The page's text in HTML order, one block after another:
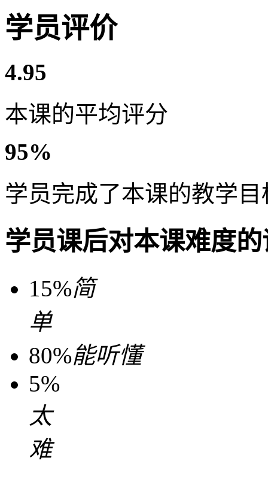
学员评价
4.95
本课的平均评分
95%
学员完成了本课的教学目
学员课后对本课难度
15%简
单
80%能听懂
5%
太
难